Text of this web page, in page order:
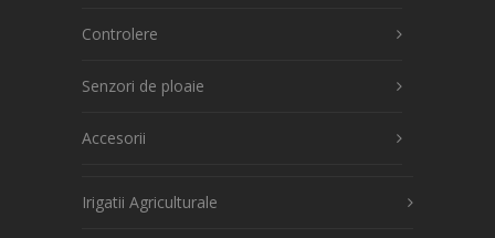
Controlere
Senzori de ploaie
Accesorii
Irigatii Agriculturale